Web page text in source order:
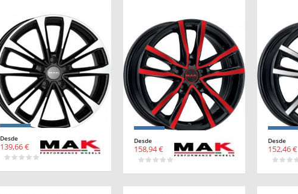
Desde
139,66 €
Desde
158,94 €
Desde
152,46 €